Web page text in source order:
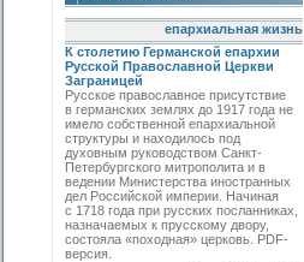
епархиальная жизнь
К столетию Германской епархии
Русской Православной Церкви
Заграницей
Русское православное присутствие
в германских землях до 1917 года не
имело собственной епархиальной
структуры и находилось под
духовным руководством Санкт-
Петербургского митрополита и в
ведении Министерства иностранных
дел Российской империи. Начиная
с 1718 года при русских посланниках,
назначаемых к прусскому двору,
состояла «походная» церковь. PDF-
версия.